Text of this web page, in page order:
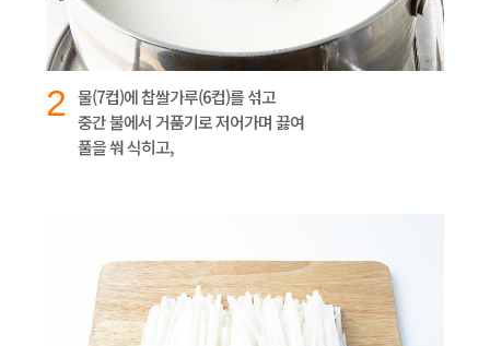
2 물(7컵)에 찹쌀가루(6컵)를 섞고
중간 불에서 거품기로 저어가며 끓여
풀을 쒀 식히고,